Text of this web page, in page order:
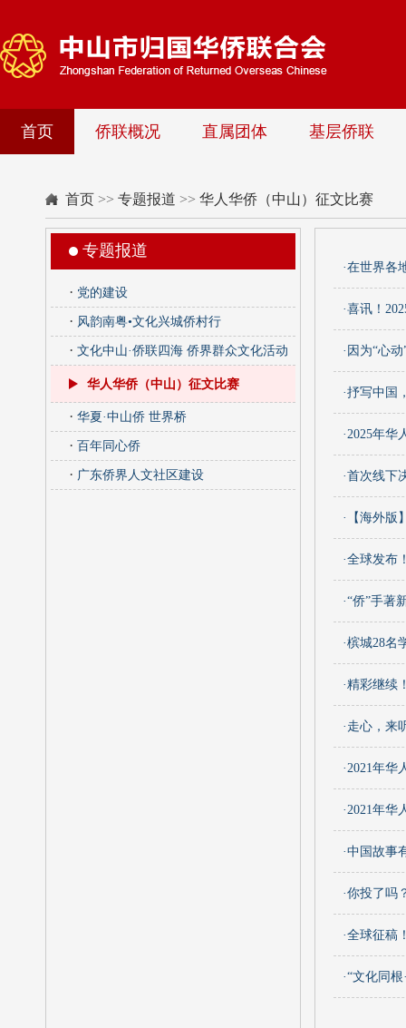
首页 侨联概况 直属团体 基层侨联
首页 >> 专题报道 >> 华人华侨（中山）征文比赛
专题报道
· 党的建设
· 风韵南粤•文化兴城侨村行
· 文化中山·侨联四海 侨界群众文化活动
华人华侨（中山）征文比赛
· 华夏·中山侨 世界桥
· 百年同心侨
· 广东侨界人文社区建设
·在世界各
·喜讯！
·因为“心
·抒写中国
·2025年
·首次线下
·【海外版
·全球发布
·“侨”手著
·槟城28名
·精彩继续
·走心，来
·2021年
·2021年
·中国故事
·你投了吗
·全球征稿
·“文化同